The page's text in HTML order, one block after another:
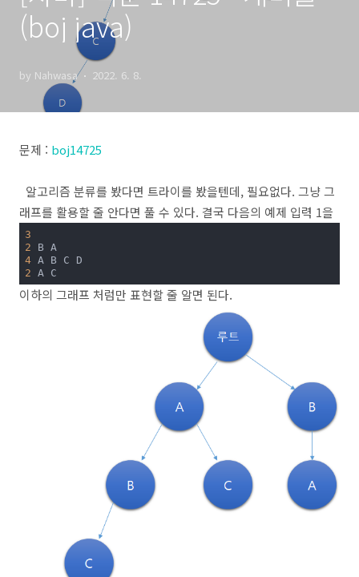
(boj java)
by Nahwasa 2022. 6. 8.
문제 : boj14725
알고리즘 분류를 봤다면 트라이를 봤을텐데, 필요없다. 그냥 그
래프를 활용할 줄 안다면 풀 수 있다. 결국 다음의 예제 입력 1을
3
2
4
2 A C
이하의 그래프 처럼만 표현할 줄 알면 된다.